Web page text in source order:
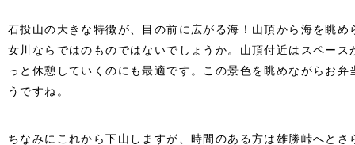
石投山の大きな特徴が、目の前に広がる海！山頂から海を眺
女川ならではのものではないでしょうか。山頂付近はスペー
っと休憩していくのにも最適です。この景色を眺めながらお
うですね。
ちなみにこれから下山しますが、時間のある方は雄勝峠へと